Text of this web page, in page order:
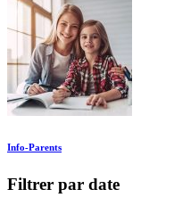
Info-Parents
Filtrer par date